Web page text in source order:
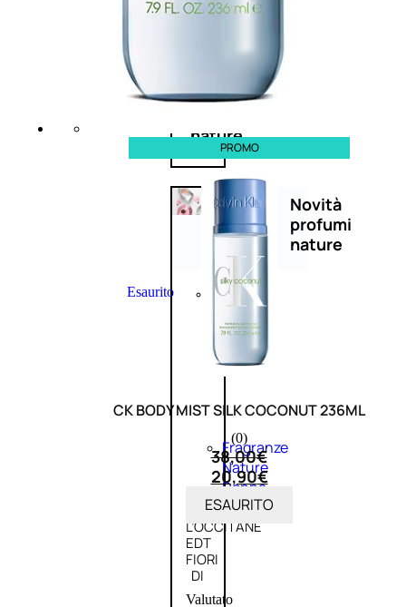
nature
Novità
profumi
nature
Esaurito PROMO
Fragranze
Nature
Donna
L’OCCITANE
EDT
FIORI
DI
Valutato
PROMO
CK BODY MIST SILK COCONUT 236ML
(0)
38,00€
20,90€
ESAURITO